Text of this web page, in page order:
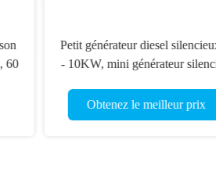
KOFO
à faible
Générateur diesel
Générateur diesel
Obtenez le